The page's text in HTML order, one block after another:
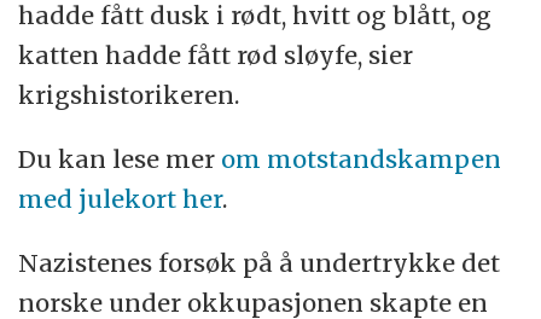
hadde fått dusk i rødt, hvitt og blått, og
katten hadde fått rød sløyfe, sier
krigshistorikeren.
Du kan lese mer om motstandskampen
med julekort her.
Nazistenes forsøk på å undertrykke det
norske under okkupasjonen skapte en